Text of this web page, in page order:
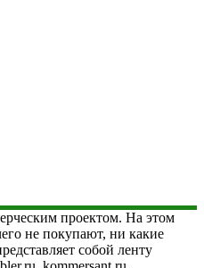
проектом. На этом
не покупают, ни какие
собой ленту